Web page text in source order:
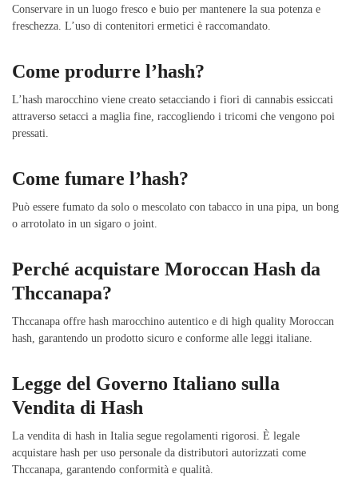
Conservare in un luogo fresco e buio per mantenere la sua potenza e
freschezza. L’uso di contenitori ermetici è raccomandato.
Come produrre l’hash?
L’hash marocchino viene creato setacciando i fiori di cannabis essiccati
attraverso setacci a maglia fine, raccogliendo i tricomi che vengono poi
pressati.
Come fumare l’hash?
Può essere fumato da solo o mescolato con tabacco in una pipa, un bong
o arrotolato in un sigaro o joint.
Perché acquistare Moroccan Hash da
Thccanapa?
Thccanapa offre hash marocchino autentico e di high quality Moroccan
hash, garantendo un prodotto sicuro e conforme alle leggi italiane.
Legge del Governo Italiano sulla
Vendita di Hash
La vendita di hash in Italia segue regolamenti rigorosi. È legale
acquistare hash per uso personale da distributori autorizzati come
Thccanapa, garantendo conformità e qualità.